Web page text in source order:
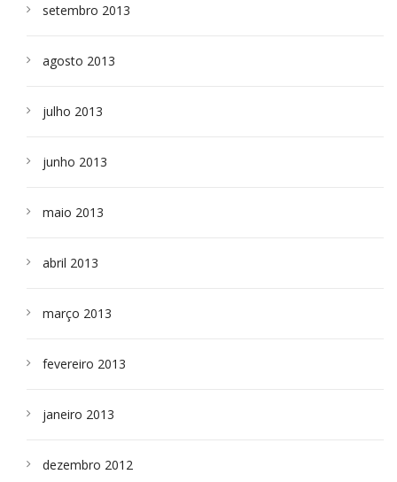
setembro 2013
agosto 2013
julho 2013
junho 2013
maio 2013
abril 2013
março 2013
fevereiro 2013
janeiro 2013
dezembro 2012